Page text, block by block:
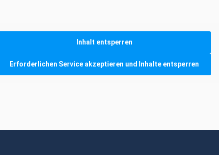
Inhalt entsperren
Erforderlichen Service akzeptieren und Inhalte entsperren